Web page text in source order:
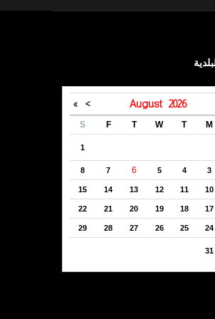
August 2026
>
»
M
T
W
T
F
S
1
3
4
5
6
7
8
10
11
12
13
14
15
17
18
19
20
21
22
24
25
26
27
28
29
31